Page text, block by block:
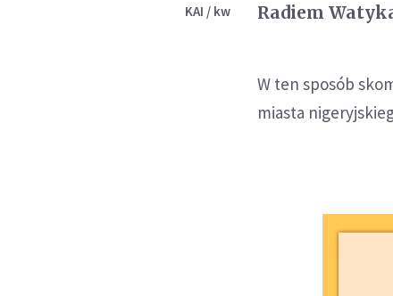
KAI / kw
Radiem
W ten sposób
miasta